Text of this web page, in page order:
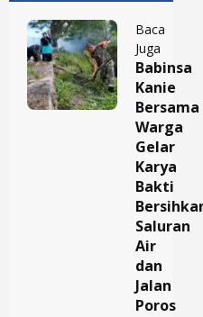
Baca
Juga
Babinsa
Kanie
Bersama
Warga
Gelar
Karya
Bakti
Saluran
Air
dan
Jalan
Poros